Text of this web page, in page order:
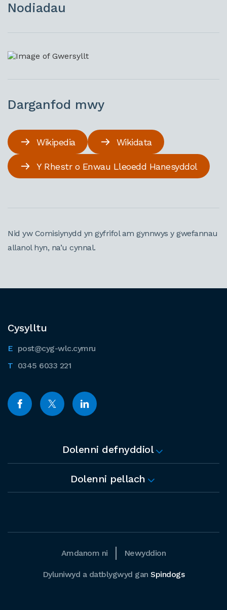
Nodiadau
Darganfod mwy
Wikipedia Wikidata
Y Rhestr o Enwau Lleoedd Hanesyddol
Nid yw Comisiynydd yn gyfrifol am gynnwys y gwefannau
allanol hyn, na’u cynnal.
Cysylltu
post@cyg-wlc.cymru
0345 6033 221
Dolenni defnyddiol
Dolenni pellach
Amdanom ni Newyddion
Dyluniwyd a datblygwyd ganSpindogs